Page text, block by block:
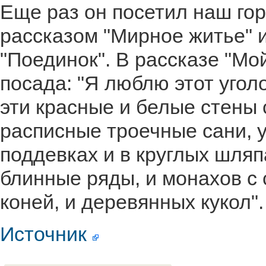
Еще раз он посетил наш
рассказом "Мирное житье"
"Поединок". В рассказе
посада: "Я люблю этот
эти красные и белые
расписные троечные
поддевках и в круглых
блинные ряды, и монахов с
коней, и деревянных кукол".
Источник